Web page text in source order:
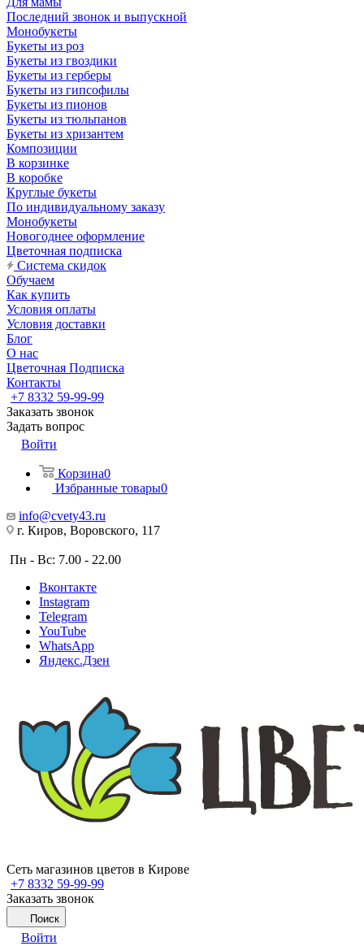
Последний звонок и выпускной
Монобукеты
Букеты из роз
Букеты из гвоздики
Букеты из герберы
Букеты из гипсофилы
Букеты из пионов
Букеты из тюльпанов
Букеты из хризантем
Композиции
В корзинке
В коробке
Круглые букеты
По индивидуальному заказу
Монобукеты
Новогоднее оформление
Цветочная подписка
Система скидок
Обучаем
Как купить
Условия оплаты
Условия доставки
Блог
О нас
Цветочная Подписка
Контакты
+7 8332 59-99-99
Заказать звонок
Задать вопрос
Войти
Корзина0
Избранные товары0
info@cvety43.ru
г. Киров, Воровского, 117
Пн - Вс: 7.00 - 22.00
Вконтакте
Instagram
Telegram
YouTube
WhatsApp
Яндекс.Дзен
Сеть магазинов цветов в Кирове
+7 8332 59-99-99
Заказать звонок
Поиск
Войти